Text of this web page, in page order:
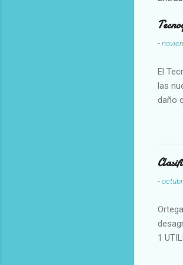
-
El
las
daño
-
1